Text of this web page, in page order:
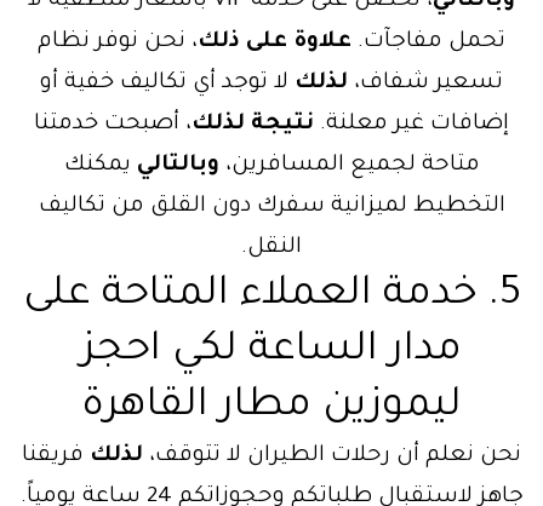
تحمل مفاجآت. علاوة على ذلك، نحن نوفر نظام
تسعير شفاف، لذلك لا توجد أي تكاليف خفية أو
إضافات غير معلنة. نتيجة لذلك، أصبحت خدمتنا
متاحة لجميع المسافرين، وبالتالي يمكنك
التخطيط لميزانية سفرك دون القلق من تكاليف
النقل.
5. خدمة العملاء المتاحة على
مدار الساعة لكي احجز
ليموزين مطار القاهرة
نحن نعلم أن رحلات الطيران لا تتوقف، لذلك فريقنا
جاهز لاستقبال طلباتكم وحجوزاتكم 24 ساعة يومياً.